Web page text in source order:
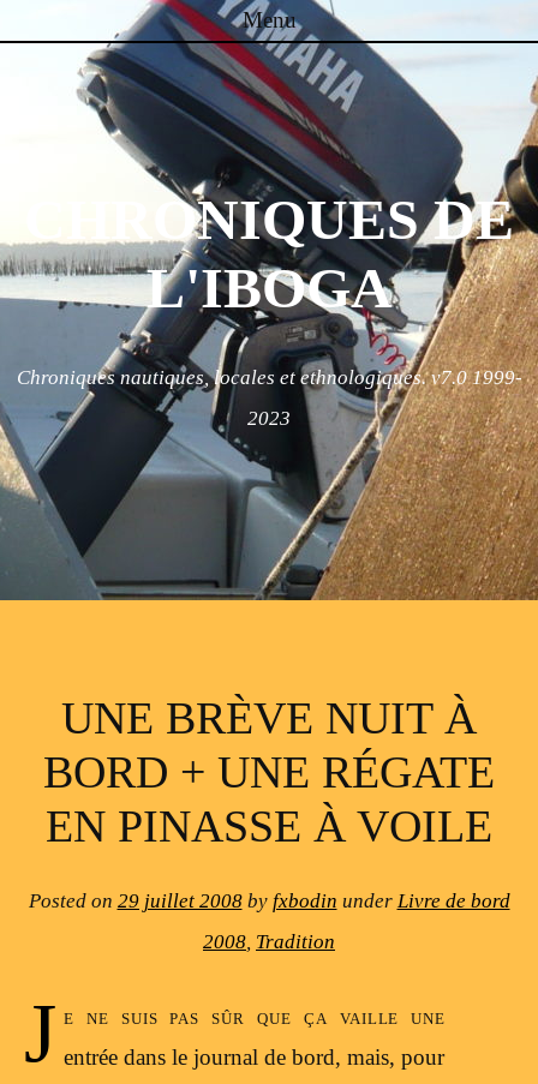
Menu
Skip to content
CHRONIQUES DE
L'IBOGA
Chroniques nautiques, locales et ethnologiques. v7.0 1999-
2023
UNE BRÈVE NUIT À
BORD + UNE RÉGATE
EN PINASSE À VOILE
Posted on 29 juillet 2008by fxbodin under Livre de bord
2008 Tradition
J e ne suis pas sûr que ça vaille une
entrée dans le journal de bord, mais, pour